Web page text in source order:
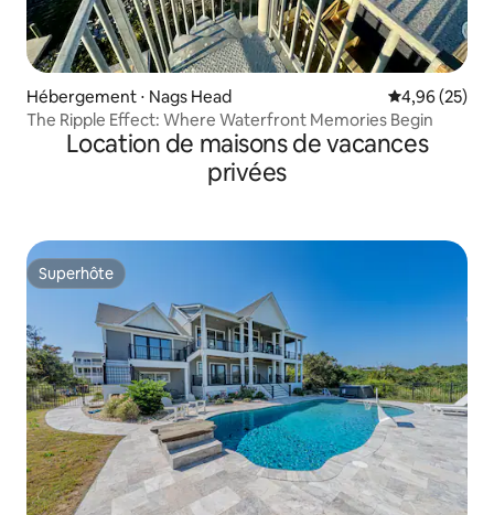
Hébergement ⋅ Nags Head Évaluation
4,96 (25)
The Ripple Effect: Where Waterfront Memories Begin
Location de maisons de vacances
privées
Superhôte
Superhôte